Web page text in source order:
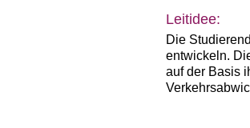
Leitidee:
Die
entwickeln.
auf der Basis